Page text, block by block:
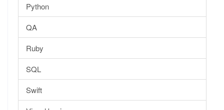
Python
QA
Ruby
SQL
Swift